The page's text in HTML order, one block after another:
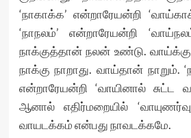
‘நாகாக்க’ என்றாரேயன்றி
‘நாநலம்’ என்றாரேயன்றி
நாக்குத்தான் நலன் உண்டு.
நாக்கு நாறாது. வாய்தான் நாறும்.
என்றாரேயன்றி ‘வாயினால் சுட்ட
ஆனால் எதிர்மறையில்
வாயடக்கம் என்பது நாவடக்கமே.